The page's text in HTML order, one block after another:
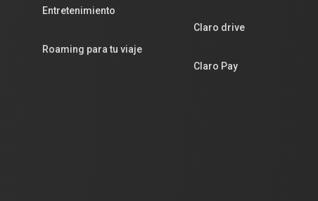
Entretenimiento
Roaming para tu viaje
Claro drive
Claro Pay